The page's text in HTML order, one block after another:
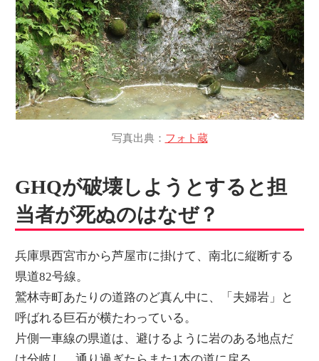
写真出典： フォト蔵
GHQが破壊しようとすると担
当者が死ぬのはなぜ？
兵庫県西宮市から芦屋市に掛けて、南北に縦断する
県道82号線。
鷲林寺町あたりの道路のど真ん中に、「夫婦岩」と
呼ばれる巨石が横たわっている。
片側一車線の県道は、避けるように岩のある地点だ